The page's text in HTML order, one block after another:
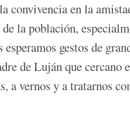
convivencia en la
la población,
gestos de
de Luján que cercano
a vernos y a tratarnos